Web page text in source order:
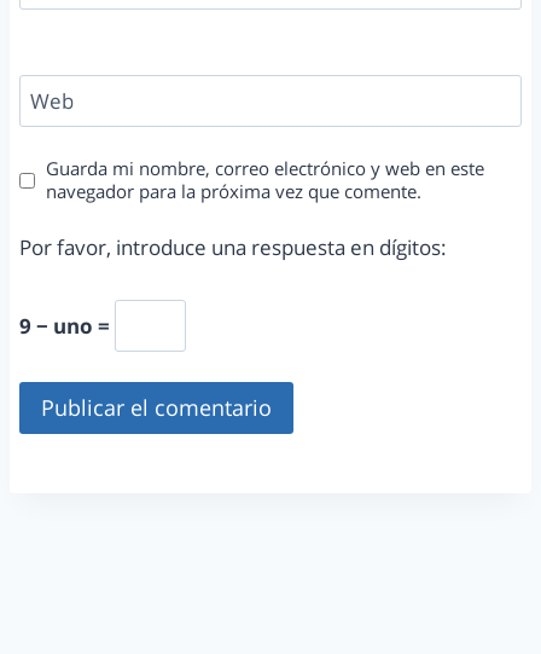
Web
Guarda mi nombre, correo electrónico y web en este
navegador para la próxima vez que comente.
Por favor, introduce una respuesta en dígitos:
9 − uno =